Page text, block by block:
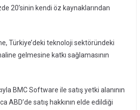
20’sinin kendi öz kaynaklarından
Türkiye’deki teknoloji sektöründeki
gelmesine katkı sağlamasının
BMC Software ile satış yetki alanının
satış hakkının elde edildiği